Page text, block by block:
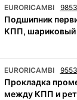
EURORICAMBI
Подшипник
КПП, шариковый
EURORICAMBI
Прокладка
между КПП и